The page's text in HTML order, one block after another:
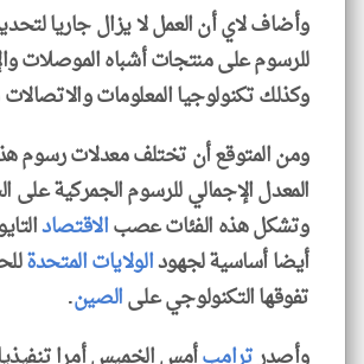
وأضاف لاي أن العمل لا يزال جاريا
للرسوم على منتجات أشباه الموصلات
وكذلك تكنولوجيا المعلومات
ومن المتوقع أن تختلف معدلات رسوم
المعدل الإجمالي للرسوم الجمركية على
وتشكل هذه الفئات عصبالاقتصاد
أيضا أساسية لجهودالولايات المتحدة
تفوقها التكنولوجي علىالصين.